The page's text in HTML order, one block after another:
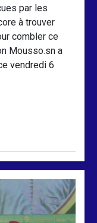
par les
à trouver
combler ce
Mousso.sn a
vendredi 6